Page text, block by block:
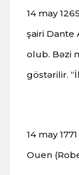
14 may
şairi Dante
olub. Bəzi
göstərilir.
14 may
Ouen